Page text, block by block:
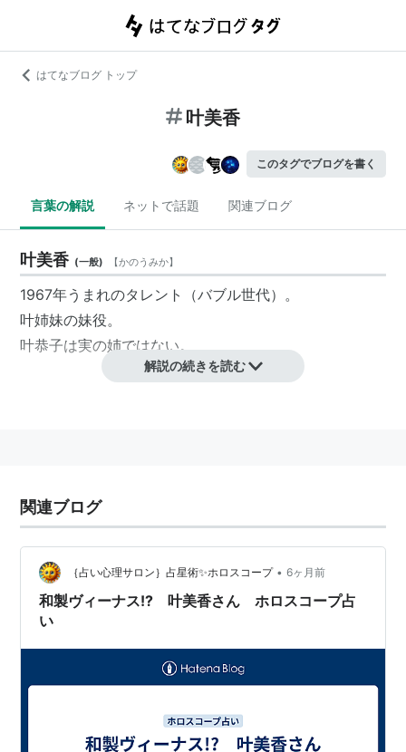
はてなブログ トップ
叶美香
このタグでブログを書く
言葉の解説 ネットで話題 関連ブログ
叶美香 (一般) 【かのうみか】
1967年うまれのタレント（バブル世代）。
叶姉妹の妹役。
叶恭子は実の姉ではない。
サルサ!?あまいエクスタシー?
アーティスト:叶美香
出版社/メーカー:
ダイキ
発売日:2000/09/01
この商品を含むブログ (3件) を見る
O・SU・SO・WA・KE~プルプ
ルンのキュッのボン!~
解説の続きを読む
関連ブログ
｛占い心理サロン｝占星術✨ホロスコープ • 6ヶ月前
和製ヴィーナス!? 叶美香さん ホロスコープ占
い